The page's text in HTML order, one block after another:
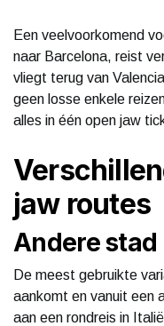
Een veelvoorkomend
naar Barcelona, reist
vliegt terug van
geen losse enkele
alles in één open jaw
jaw routes
Andere
De meest gebruikte
aankomt en vanuit een
aan een rondreis in